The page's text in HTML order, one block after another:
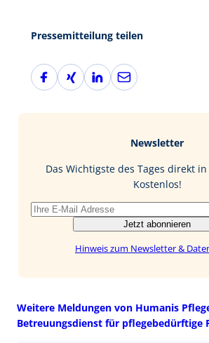
Pressemitteilung teilen
F
a
X
i
L
i
I
E
-
Newsletter
Das Wichtigste des Tages direkt
Kostenlos!
Jetzt abonnieren
Hinweis zum Newsletter &
Weitere Meldungen von Humanis
Betreuungsdienst für pflegebedürftige